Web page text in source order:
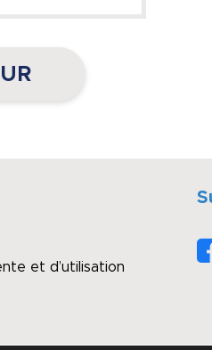
et d’utilisation